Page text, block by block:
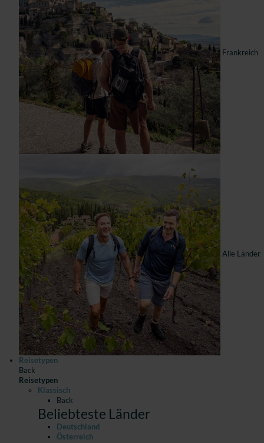
Frankreich
Alle Länder
Reisetypen
Back
Reisetypen
Klassisch
Back
Beliebteste Länder
Deutschland
Österreich